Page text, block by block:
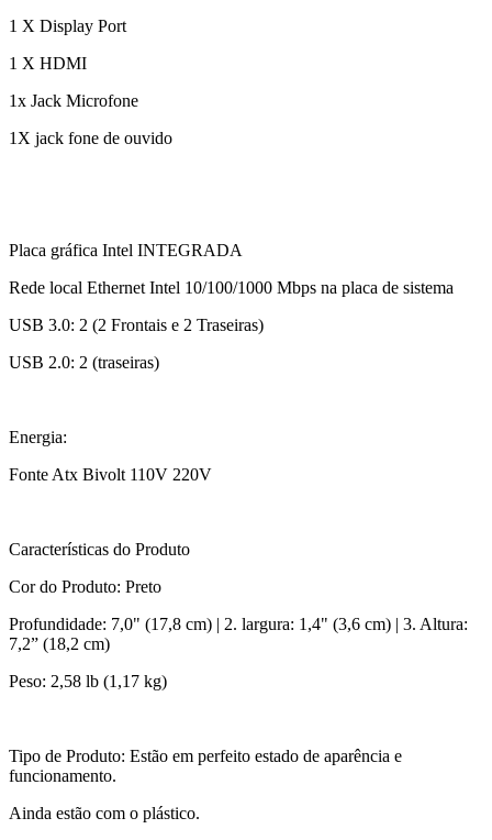
1 X Display Port
1 X HDMI
1x Jack Microfone
1X jack fone de ouvido
Placa gráfica Intel INTEGRADA
Rede local Ethernet Intel 10/100/1000 Mbps na placa de sistema
USB 3.0: 2 (2 Frontais e 2 Traseiras)
USB 2.0: 2 (traseiras)
Energia:
Fonte Atx Bivolt 110V 220V
Características do Produto
Cor do Produto: Preto
Profundidade: 7,0" (17,8 cm) | 2. largura: 1,4" (3,6 cm) | 3. Altura:
7,2” (18,2 cm)
Peso: 2,58 lb (1,17 kg)
Tipo de Produto: Estão em perfeito estado de aparência e
funcionamento.
Ainda estão com o plástico.